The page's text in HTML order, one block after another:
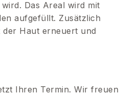
Das Areal wird mit
aufgefüllt. Zusätzlich
der Haut erneuert und
Ihren Termin. Wir freuen